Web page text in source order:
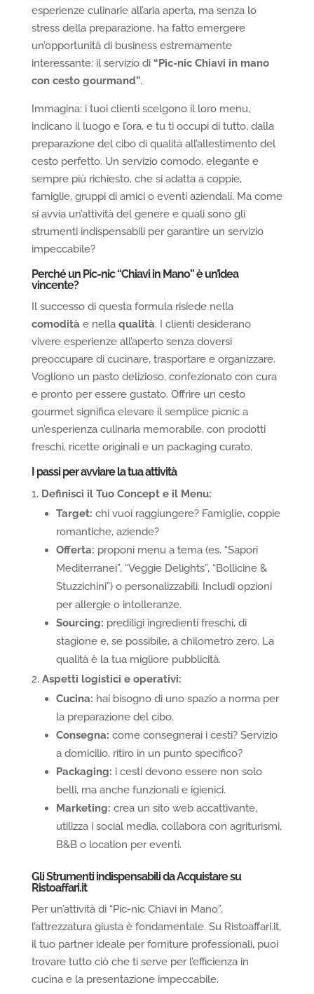
esperienze culinarie all’aria aperta, ma senza lo
stress della preparazione, ha fatto emergere
un’opportunità di business estremamente
interessante: il servizio di “Pic-nic Chiavi in mano
con cesto gourmand”.
Immagina: i tuoi clienti scelgono il loro menu,
indicano il luogo e l’ora, e tu ti occupi di tutto, dalla
preparazione del cibo di qualità all’allestimento del
cesto perfetto. Un servizio comodo, elegante e
sempre più richiesto, che si adatta a coppie,
famiglie, gruppi di amici o eventi aziendali. Ma come
si avvia un’attività del genere e quali sono gli
strumenti indispensabili per garantire un servizio
impeccabile?
Perché un Pic-nic “Chiavi in Mano” è un’idea
vincente?
Il successo di questa formula risiede nella
comodità e nella qualità. I clienti desiderano
vivere esperienze all’aperto senza doversi
preoccupare di cucinare, trasportare e organizzare.
Vogliono un pasto delizioso, confezionato con cura
e pronto per essere gustato. Offrire un cesto
gourmet significa elevare il semplice picnic a
un’esperienza culinaria memorabile, con prodotti
freschi, ricette originali e un packaging curato.
I passi peravviare latuaattività
Definisci il Tuo Concept e il Menu:
Target: chi vuoi raggiungere? Famiglie, coppie
romantiche, aziende?
Offerta: proponi menu a tema (es. “Sapori
Mediterranei”, “Veggie Delights”, “Bollicine &
Stuzzichini”) o personalizzabili. Includi opzioni
per allergie o intolleranze.
Sourcing: prediligi ingredienti freschi, di
stagione e, se possibile, a chilometro zero. La
qualità è la tua migliore pubblicità.
Aspetti logistici e operativi:
Cucina: hai bisogno di uno spazio a norma per
la preparazione del cibo.
Consegna: come consegnerai i cesti? Servizio
a domicilio, ritiro in un punto specifico?
Packaging: i cesti devono essere non solo
belli, ma anche funzionali e igienici.
Marketing: crea un sito web accattivante,
utilizza i social media, collabora con agriturismi,
B&B o location per eventi.
Gli Strumentiindispensabili da Acquistare su
Ristoaffari.it
Per un’attività di “Pic-nic Chiavi in Mano”,
l’attrezzatura giusta è fondamentale. Su Ristoaffari.it,
il tuo partner ideale per forniture professionali, puoi
trovare tutto ciò che ti serve per l’efficienza in
cucina e la presentazione impeccabile.